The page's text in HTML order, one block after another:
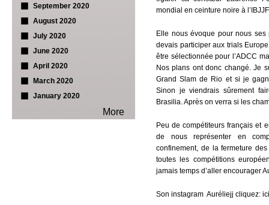
September 2020
August 2020
July 2020
June 2020
April 2020
March 2020
January 2020
More
mondial en ceinture noire à
Elle nous évoque pour nous
devais participer aux trials
être sélectionnée pour l’ADCC
Nos plans ont donc changé. Je
Grand Slam de Rio et si je
Sinon je viendrais sûrement
Brasilia. Après on verra si les
Peu de compétiteurs français et
de nous représenter en
confinement, de la fermeture
toutes les compétitions
jamais temps d’aller encourager
Son instagram Auréliejj cliquez: ici